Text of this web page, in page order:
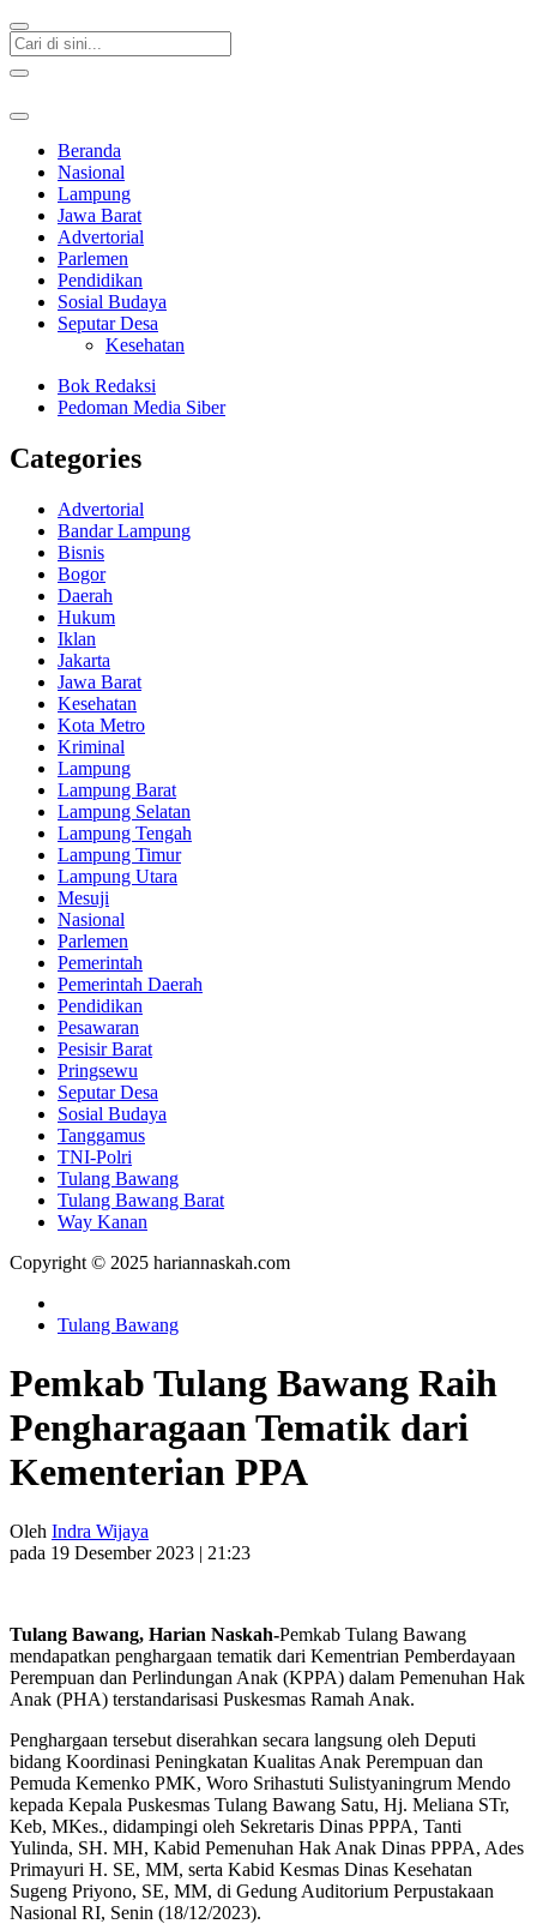
Beranda
Nasional
Lampung
Jawa Barat
Advertorial
Parlemen
Pendidikan
Sosial Budaya
Seputar Desa
Kesehatan
Bok Redaksi
Pedoman Media Siber
Categories
Advertorial
Bandar Lampung
Bisnis
Bogor
Daerah
Hukum
Iklan
Jakarta
Jawa Barat
Kesehatan
Kota Metro
Kriminal
Lampung
Lampung Barat
Lampung Selatan
Lampung Tengah
Lampung Timur
Lampung Utara
Mesuji
Nasional
Parlemen
Pemerintah
Pemerintah Daerah
Pendidikan
Pesawaran
Pesisir Barat
Pringsewu
Seputar Desa
Sosial Budaya
Tanggamus
TNI-Polri
Tulang Bawang
Tulang Bawang Barat
Way Kanan
Copyright © 2025 hariannaskah.com
Tulang Bawang
Pemkab Tulang Bawang Raih
Pengharagaan Tematik dari
Kementerian PPA
Oleh Indra Wijaya
pada 19 Desember 2023 | 21:23
Tulang Bawang, Harian Naskah-Pemkab Tulang Bawang
mendapatkan penghargaan tematik dari Kementrian Pemberdayaan
Perempuan dan Perlindungan Anak (KPPA) dalam Pemenuhan Hak
Anak (PHA) terstandarisasi Puskesmas Ramah Anak.
Penghargaan tersebut diserahkan secara langsung oleh Deputi
bidang Koordinasi Peningkatan Kualitas Anak Perempuan dan
Pemuda Kemenko PMK, Woro Srihastuti Sulistyaningrum Mendo
kepada Kepala Puskesmas Tulang Bawang Satu, Hj. Meliana STr,
Keb, MKes., didampingi oleh Sekretaris Dinas PPPA, Tanti
Yulinda, SH. MH, Kabid Pemenuhan Hak Anak Dinas PPPA, Ades
Primayuri H. SE, MM, serta Kabid Kesmas Dinas Kesehatan
Sugeng Priyono, SE, MM, di Gedung Auditorium Perpustakaan
Nasional RI, Senin (18/12/2023).